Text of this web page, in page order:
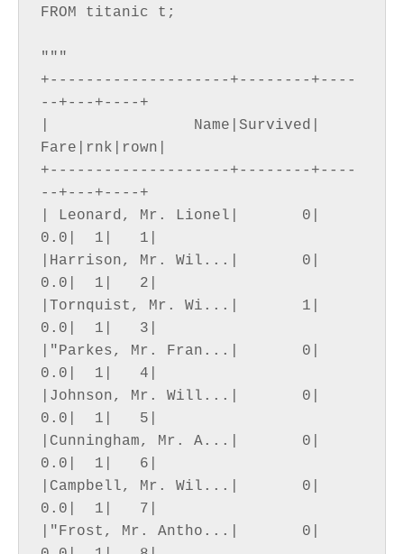
FROM titanic t;
"""
+--------------------+--------+----
--+---+----+
|                Name|Survived|
Fare|rnk|rown|
+--------------------+--------+----
--+---+----+
| Leonard, Mr. Lionel|       0|
0.0|  1|   1|
|Harrison, Mr. Wil...|       0|
0.0|  1|   2|
|Tornquist, Mr. Wi...|       1|
0.0|  1|   3|
|"Parkes, Mr. Fran...|       0|
0.0|  1|   4|
|Johnson, Mr. Will...|       0|
0.0|  1|   5|
|Cunningham, Mr. A...|       0|
0.0|  1|   6|
|Campbell, Mr. Wil...|       0|
0.0|  1|   7|
|"Frost, Mr. Antho...|       0|